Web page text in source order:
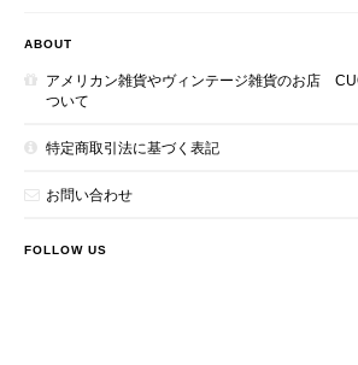
ABOUT
アメリカン雑貨やヴィンテージ雑貨のお店
ついて
特定商取引法に基づく表記
お問い合わせ
FOLLOW US